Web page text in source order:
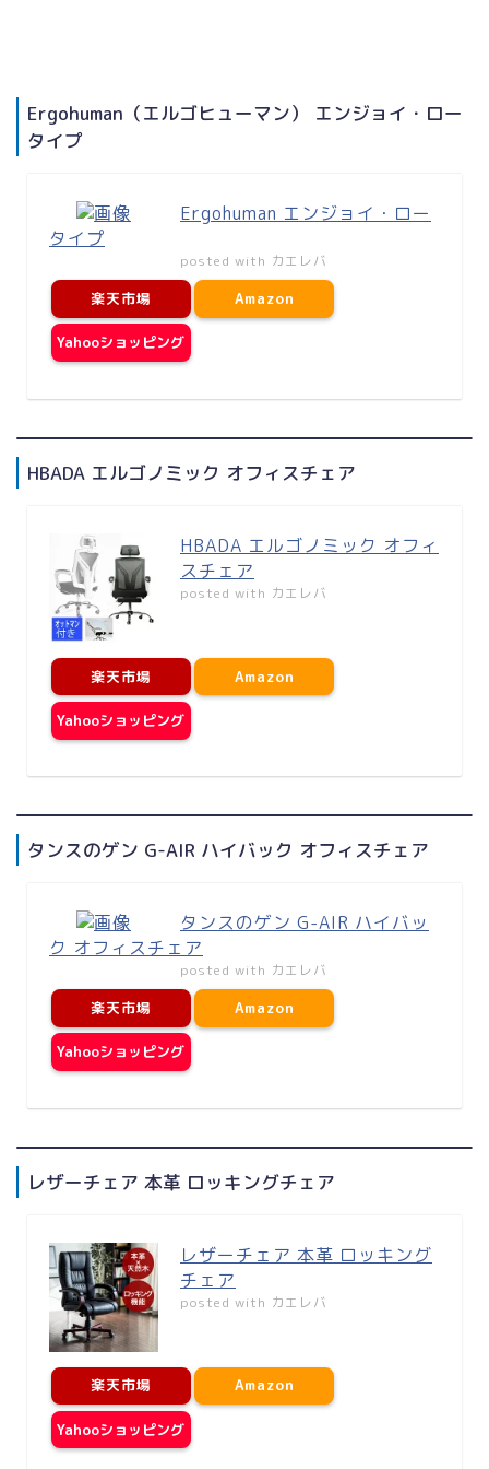
Ergohuman（エルゴヒューマン） エンジョイ・ロー
タイプ
Ergohuman エンジョイ・ロー
タイプ
posted with カエレバ
楽天市場 Amazon
Yahooショッピング
HBADA エルゴノミック オフィスチェア
HBADA エルゴノミック オフィ
スチェア
posted with カエレバ
楽天市場 Amazon
Yahooショッピング
タンスのゲン G-AIR ハイバック オフィスチェア
タンスのゲン G-AIR ハイバッ
ク オフィスチェア
posted with カエレバ
楽天市場 Amazon
Yahooショッピング
レザーチェア 本革 ロッキングチェア
レザーチェア 本革 ロッキング
チェア
posted with カエレバ
楽天市場 Amazon
Yahooショッピング